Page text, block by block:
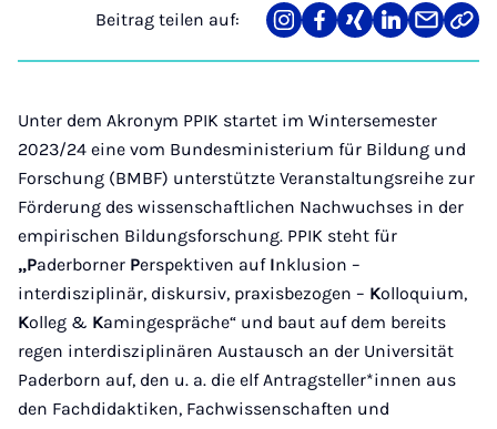
Beitrag teilen auf:
Teilen
auf
Teilen
auf
Teilen
auf
Teilen
auf
Teilen
über
Link
Unter dem Akronym PPIK startet im Wintersemester
2023/24 eine vom Bundesministerium für Bildung und
Forschung (BMBF) unterstützte Veranstaltungsreihe zur
Förderung des wissenschaftlichen Nachwuchses in der
empirischen Bildungsforschung. PPIK steht für
„Paderborner Perspektiven auf Inklusion –
interdisziplinär, diskursiv, praxisbezogen – Kolloquium,
Kolleg & Kamingespräche“ und baut auf dem bereits
regen interdisziplinären Austausch an der Universität
Paderborn auf, den u. a. die elf Antragsteller*innen aus
den Fachdidaktiken, Fachwissenschaften und